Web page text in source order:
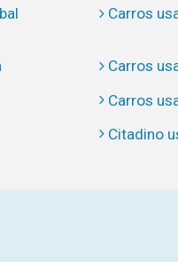
Carros
Carros
Carros
Citadino